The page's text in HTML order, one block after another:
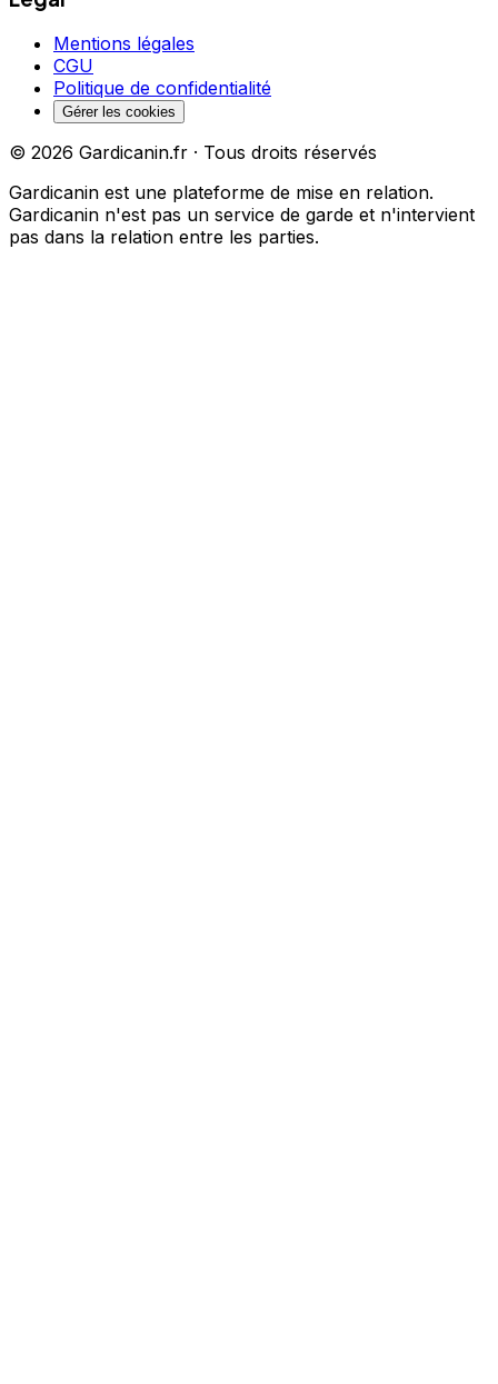
Mentions légales
CGU
Politique de confidentialité
Gérer les cookies
© 2026 Gardicanin.fr · Tous droits réservés
Gardicanin est une plateforme de mise en relation.
Gardicanin n'est pas un service de garde et n'intervient
pas dans la relation entre les parties.